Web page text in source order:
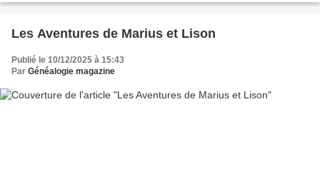
Les Aventures de Marius et Lison
Publié le 10/12/2025 à 15:43
Par Généalogie magazine